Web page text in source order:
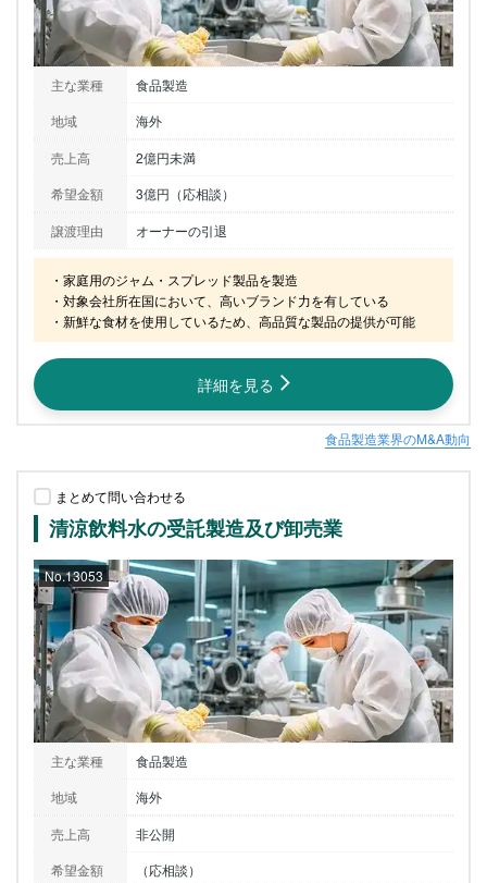
主な業種
食品製造
地域
海外
売上高
2億円未満
希望金額
3億円（応相談）
譲渡理由
オーナーの引退
・家庭用のジャム・スプレッド製品を製造
・対象会社所在国において、高いブランド力を有している
・新鮮な食材を使用しているため、高品質な製品の提供が可能
詳細を見る
食品製造業界のM&A動向
まとめて問い合わせる
清涼飲料水の受託製造及び卸売業
No.13053
主な業種
食品製造
地域
海外
売上高
非公開
希望金額
（応相談）